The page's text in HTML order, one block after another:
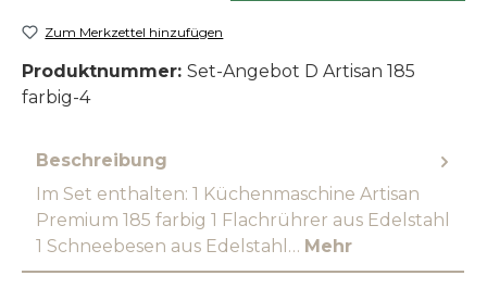
Zum Merkzettel hinzufügen
Produktnummer: Set-Angebot D Artisan 185
farbig-4
Beschreibung
Im Set enthalten: 1 Küchenmaschine Artisan
Premium 185 farbig 1 Flachrührer aus Edelstahl
1 Schneebesen aus Edelstahl… Mehr